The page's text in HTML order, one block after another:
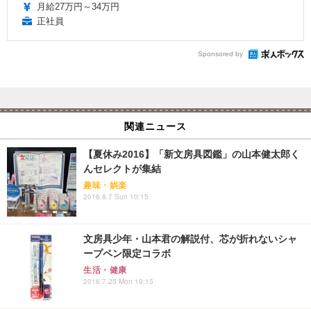
月給27万円～34万円
正社員
Sponsored by
関連ニュース
【夏休み2016】「新文房具図鑑」の山本健太郎く
んセレクトが集結
趣味・娯楽
2016.8.7 Sun 10:15
文房具少年・山本君の解説付、芯が折れないシャ
ープペン限定コラボ
生活・健康
2016.7.25 Mon 19:15